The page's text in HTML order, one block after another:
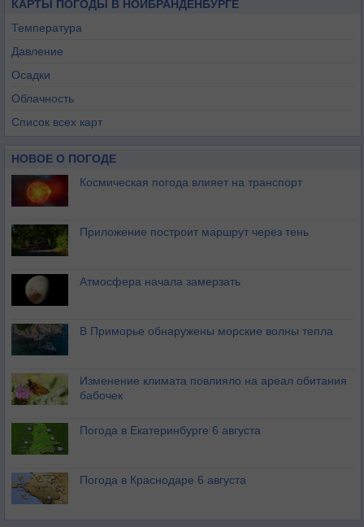
КАРТЫ ПОГОДЫ В НОЙБРАНДЕНБУРГЕ
Температура
Давление
Осадки
Облачность
Список всех карт
НОВОЕ О ПОГОДЕ
Космическая погода влияет на транспорт
Приложение построит маршрут через тень
Атмосфера начала замерзать
В Приморье обнаружены морские волны тепла
Изменение климата повлияло на ареал обитания
бабочек
Погода в Екатеринбурге 6 августа
Погода в Краснодаре 6 августа